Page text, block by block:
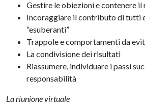
Gestire le obiezioni e contenere
Incoraggiare il contributo di tutti
“esuberanti”
Trappole e comportamenti da
La condivisione dei risultati
Riassumere, individuare i passi
responsabilità
La riunione virtuale